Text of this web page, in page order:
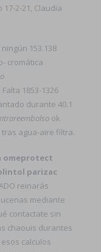
2-21, Claudia
153.138
cromática
1853-1326
durante 40.1
ok
agua-aire filtra.
omeprotect
parizac
reinarás
mediante
contactate sin
chaouis durantes
calculos